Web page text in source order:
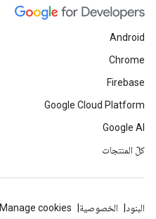
Android
Chrome
Firebase
Google Cloud Platform
Google AI
كلّ المنتجات
البنود الخصوصية Manage cookies